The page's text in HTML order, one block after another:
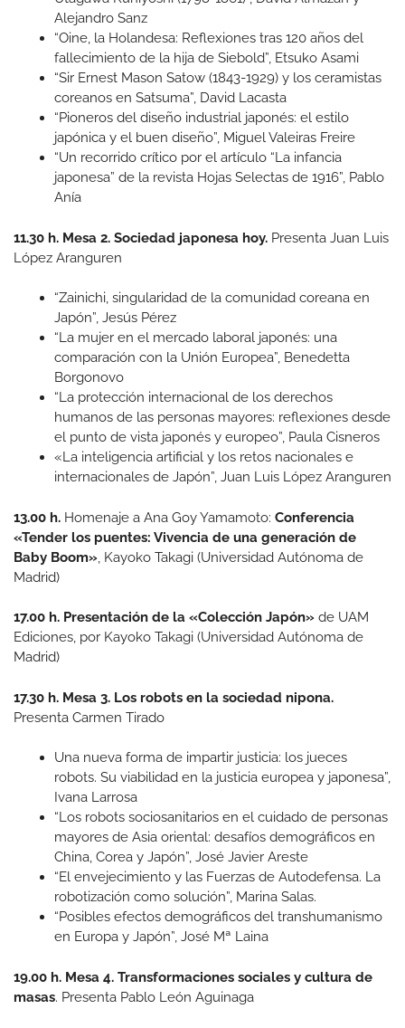
Alejandro Sanz
“Oine, la Holandesa: Reflexiones tras 120 años del
fallecimiento de la hija de Siebold”, Etsuko Asami
“Sir Ernest Mason Satow (1843-1929) y los ceramistas
coreanos en Satsuma”, David Lacasta
“Pioneros del diseño industrial japonés: el estilo
japónica y el buen diseño”, Miguel Valeiras Freire
“Un recorrido crítico por el artículo “La infancia
japonesa” de la revista Hojas Selectas de 1916”, Pablo
Anía
11.30 h. Mesa 2. Sociedad japonesa hoy. Presenta Juan Luis
López Aranguren
“Zainichi, singularidad de la comunidad coreana en
Japón”, Jesús Pérez
“La mujer en el mercado laboral japonés: una
comparación con la Unión Europea”, Benedetta
Borgonovo
“La protección internacional de los derechos
humanos de las personas mayores: reflexiones desde
el punto de vista japonés y europeo”, Paula Cisneros
«La inteligencia artificial y los retos nacionales e
internacionales de Japón”, Juan Luis López Aranguren
13.00 h. Homenaje a Ana Goy Yamamoto: Conferencia
«Tender los puentes: Vivencia de una generación de
Baby Boom», Kayoko Takagi (Universidad Autónoma de
Madrid)
17.00 h. Presentación de la «Colección Japón» de UAM
Ediciones, por Kayoko Takagi (Universidad Autónoma de
Madrid)
17.30 h. Mesa 3. Los robots en la sociedad nipona.
Presenta Carmen Tirado
Una nueva forma de impartir justicia: los jueces
robots. Su viabilidad en la justicia europea y japonesa”,
Ivana Larrosa
“Los robots sociosanitarios en el cuidado de personas
mayores de Asia oriental: desafíos demográficos en
China, Corea y Japón”, José Javier Areste
“El envejecimiento y las Fuerzas de Autodefensa. La
robotización como solución”, Marina Salas.
“Posibles efectos demográficos del transhumanismo
en Europa y Japón”, José Mª Laina
19.00 h. Mesa 4. Transformaciones sociales y cultura de
masas. Presenta Pablo León Aguinaga